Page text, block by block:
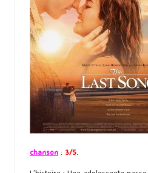
chanson : 3/5.